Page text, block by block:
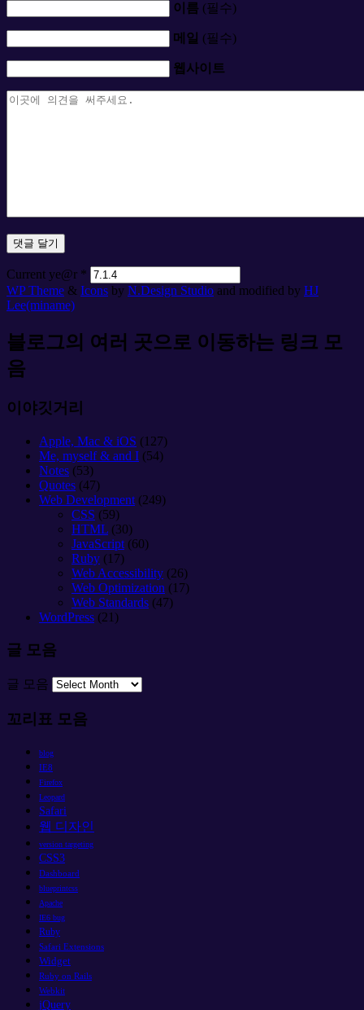
이름 (필수)
메일 (필수)
웹사이트
Current ye@r *
WP Theme & Icons by N.Design Studio and modified by HJ
Lee(miname)
블로그의 여러 곳으로 이동하는 링크 모
음
이야깃거리
Apple, Mac & iOS (127)
Me, myself & and I (54)
Notes (53)
Quotes (47)
Web Development (249)
CSS (59)
HTML (30)
JavaScript (60)
Ruby (17)
Web Accessibility (26)
Web Optimization (17)
Web Standards (47)
WordPress (21)
글 모음
글 모음
꼬리표 모음
blog
IE8
Firefox
Leopard
Safari
웹 디자인
version targeting
CSS3
Dashboard
blueprintcss
Apache
IE6 bug
Ruby
Safari Extensions
Widget
Ruby on Rails
Webkit
jQuery